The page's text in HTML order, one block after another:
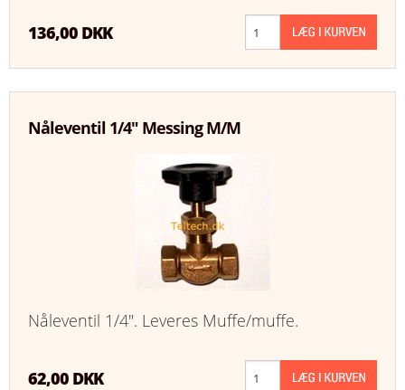
MATERIEL HÅNDTERING
FORSIDE
KURV
PROFIL
136,00 DKK
Nåleventil 1/4" Messing M/M
Nåleventil 1/4". Leveres Muffe/muffe.
62,00 DKK